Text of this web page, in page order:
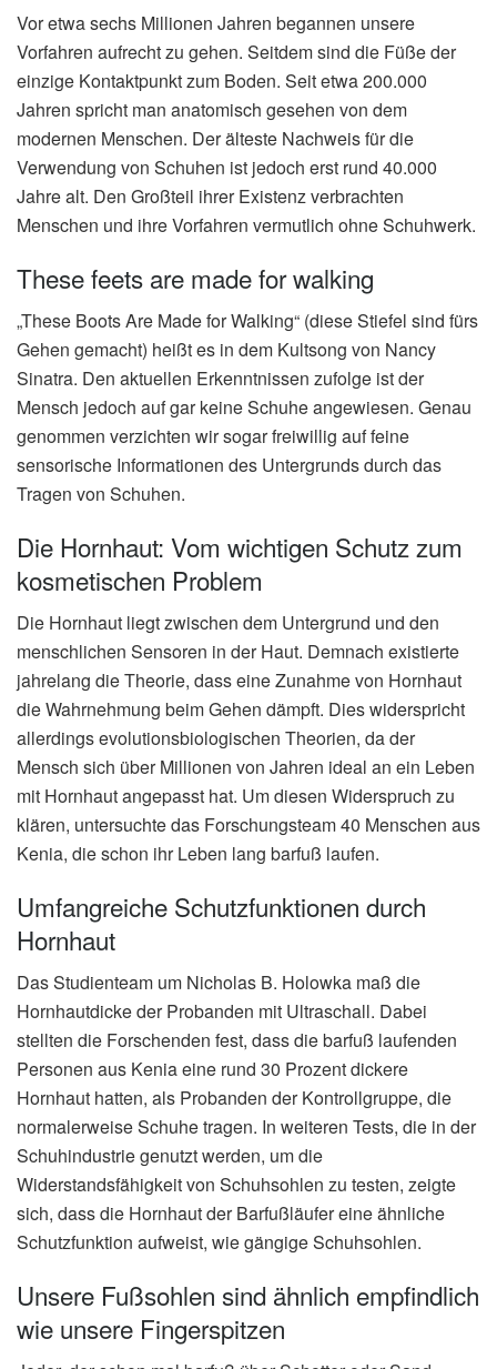
Vor etwa sechs Millionen Jahren begannen unsere
Vorfahren aufrecht zu gehen. Seitdem sind die Füße der
einzige Kontaktpunkt zum Boden. Seit etwa 200.000
Jahren spricht man anatomisch gesehen von dem
modernen Menschen. Der älteste Nachweis für die
Verwendung von Schuhen ist jedoch erst rund 40.000
Jahre alt. Den Großteil ihrer Existenz verbrachten
Menschen und ihre Vorfahren vermutlich ohne Schuhwerk.
These feets are made for walking
„These Boots Are Made for Walking“ (diese Stiefel sind fürs
Gehen gemacht) heißt es in dem Kultsong von Nancy
Sinatra. Den aktuellen Erkenntnissen zufolge ist der
Mensch jedoch auf gar keine Schuhe angewiesen. Genau
genommen verzichten wir sogar freiwillig auf feine
sensorische Informationen des Untergrunds durch das
Tragen von Schuhen.
Die Hornhaut: Vom wichtigen Schutz zum
kosmetischen Problem
Die Hornhaut liegt zwischen dem Untergrund und den
menschlichen Sensoren in der Haut. Demnach existierte
jahrelang die Theorie, dass eine Zunahme von Hornhaut
die Wahrnehmung beim Gehen dämpft. Dies widerspricht
allerdings evolutionsbiologischen Theorien, da der
Mensch sich über Millionen von Jahren ideal an ein Leben
mit Hornhaut angepasst hat. Um diesen Widerspruch zu
klären, untersuchte das Forschungsteam 40 Menschen aus
Kenia, die schon ihr Leben lang barfuß laufen.
Umfangreiche Schutzfunktionen durch
Hornhaut
Das Studienteam um Nicholas B. Holowka maß die
Hornhautdicke der Probanden mit Ultraschall. Dabei
stellten die Forschenden fest, dass die barfuß laufenden
Personen aus Kenia eine rund 30 Prozent dickere
Hornhaut hatten, als Probanden der Kontrollgruppe, die
normalerweise Schuhe tragen. In weiteren Tests, die in der
Schuhindustrie genutzt werden, um die
Widerstandsfähigkeit von Schuhsohlen zu testen, zeigte
sich, dass die Hornhaut der Barfußläufer eine ähnliche
Schutzfunktion aufweist, wie gängige Schuhsohlen.
Unsere Fußsohlen sind ähnlich empfindlich
wie unsere Fingerspitzen